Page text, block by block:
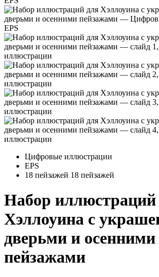
Цифровые иллюстрации
EPS
18 пейзажей 18 пейзажей
Набор иллюстраций
Хэллоуина с
дверьми и осенними
пейзажами